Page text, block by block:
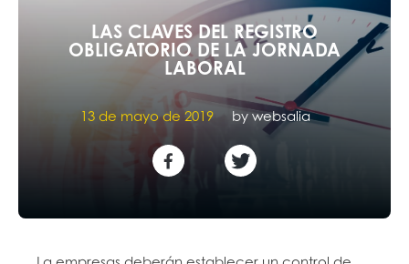
LAS CLAVES DEL REGISTRO
OBLIGATORIO DE LA JORNADA
LABORAL
13 de mayo de 2019 by websalia